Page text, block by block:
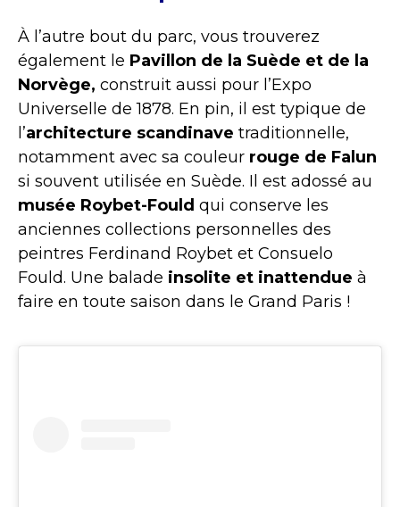
À l’autre bout du parc, vous trouverez
également le Pavillon de la Suède et de la
Norvège, construit aussi pour l’Expo
Universelle de 1878. En pin, il est typique de
l’architecture scandinave traditionnelle,
notamment avec sa couleur rouge de Falun
si souvent utilisée en Suède. Il est adossé au
musée Roybet-Fould qui conserve les
anciennes collections personnelles des
peintres Ferdinand Roybet et Consuelo
Fould. Une balade insolite et inattendue à
faire en toute saison dans le Grand Paris !